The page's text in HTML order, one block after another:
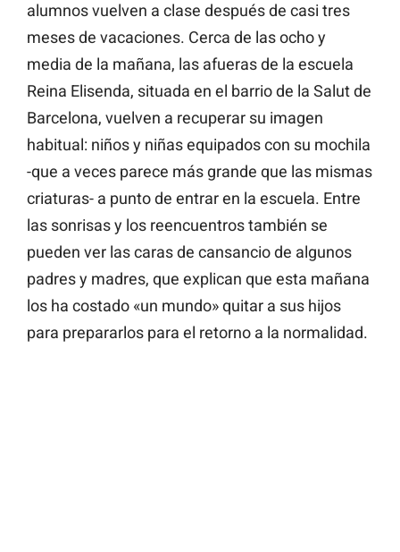
alumnos vuelven a clase después de casi tres
meses de vacaciones. Cerca de las ocho y
media de la mañana, las afueras de la escuela
Reina Elisenda, situada en el barrio de la Salut de
Barcelona, vuelven a recuperar su imagen
habitual: niños y niñas equipados con su mochila
-que a veces parece más grande que las mismas
criaturas- a punto de entrar en la escuela. Entre
las sonrisas y los reencuentros también se
pueden ver las caras de cansancio de algunos
padres y madres, que explican que esta mañana
los ha costado «un mundo» quitar a sus hijos
para prepararlos para el retorno a la normalidad.